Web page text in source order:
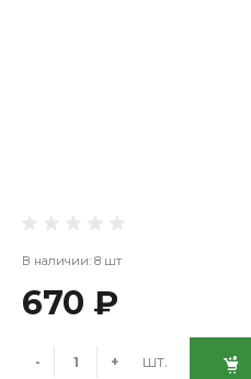
В наличии: 8 шт
670 ₽
- + шт.